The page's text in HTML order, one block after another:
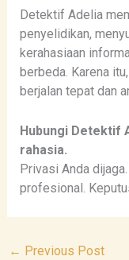
Detektif Adelia
penyelidikan,
kerahasiaan
berbeda. Karena
berjalan tepat dan
Hubungi Detektif
rahasia.
Privasi Anda
profesional.
← Previous Post